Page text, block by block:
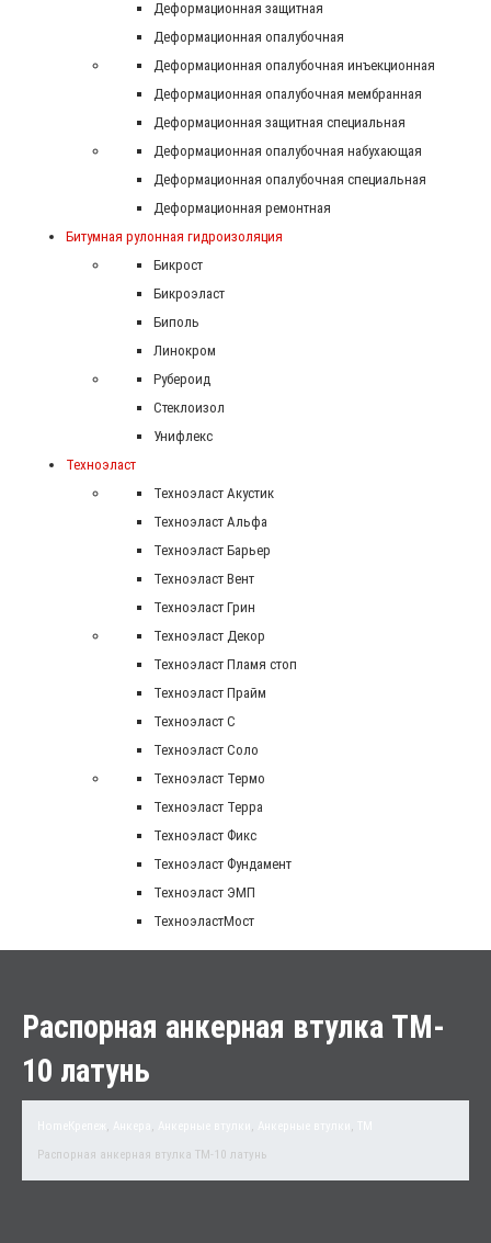
Деформационная защитная
Деформационная опалубочная
Деформационная опалубочная инъекционная
Деформационная опалубочная мембранная
Деформационная защитная специальная
Деформационная опалубочная набухающая
Деформационная опалубочная специальная
Деформационная ремонтная
Битумная рулонная гидроизоляция
Бикрост
Бикроэласт
Биполь
Линокром
Рубероид
Стеклоизол
Унифлекс
Техноэласт
Техноэласт Акустик
Техноэласт Альфа
Техноэласт Барьер
Техноэласт Вент
Техноэласт Грин
Техноэласт Декор
Техноэласт Пламя стоп
Техноэласт Прайм
Техноэласт С
Техноэласт Соло
Техноэласт Термо
Техноэласт Терра
Техноэласт Фикс
Техноэласт Фундамент
Техноэласт ЭМП
ТехноэластМост
Распорная анкерная втулка TM-
10 латунь
, , , ,
Распорная анкерная втулка TM-10 латунь